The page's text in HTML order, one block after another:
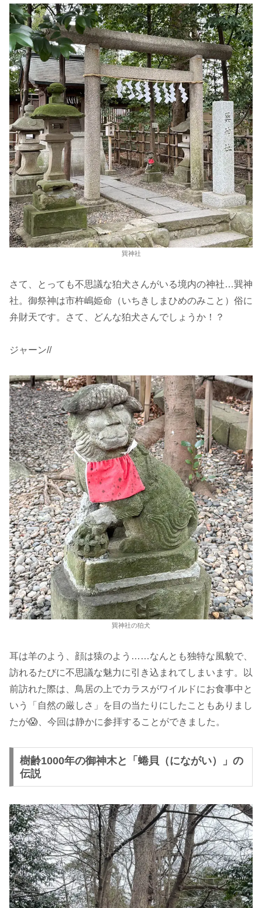
巽神社
さて、とっても不思議な狛犬さんがいる境内の神社…巽神
社。御祭神は市杵嶋姫命（いちきしまひめのみこと）俗に
弁財天です。さて、どんな狛犬さんでしょうか！？
ジャーン//
巽神社の狛犬
耳は羊のよう、顔は猿のよう……なんとも独特な風貌で、
訪れるたびに不思議な魅力に引き込まれてしまいます。以
前訪れた際は、鳥居の上でカラスがワイルドにお食事中と
いう「自然の厳しさ」を目の当たりにしたこともありまし
たが😱、今回は静かに参拝することができました。
樹齢1000年の御神木と「蜷貝（にながい）」の
伝説